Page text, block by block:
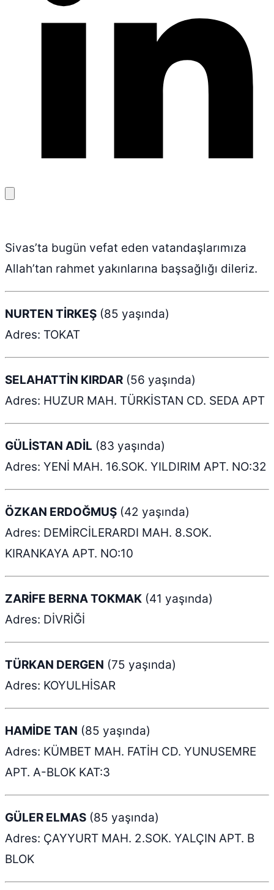
kopyala
Sivas’ta bugün vefat eden vatandaşlarımıza
Allah’tan rahmet yakınlarına başsağlığı dileriz.
NURTEN TİRKEŞ (85 yaşında)
Adres: TOKAT
SELAHATTİN KIRDAR (56 yaşında)
Adres: HUZUR MAH. TÜRKİSTAN CD. SEDA APT
GÜLİSTAN ADİL (83 yaşında)
Adres: YENİ MAH. 16.SOK. YILDIRIM APT. NO:32
ÖZKAN ERDOĞMUŞ (42 yaşında)
Adres: DEMİRCİLERARDI MAH. 8.SOK.
KIRANKAYA APT. NO:10
ZARİFE BERNA TOKMAK (41 yaşında)
Adres: DİVRİĞİ
TÜRKAN DERGEN (75 yaşında)
Adres: KOYULHİSAR
HAMİDE TAN (85 yaşında)
Adres: KÜMBET MAH. FATİH CD. YUNUSEMRE
APT. A-BLOK KAT:3
GÜLER ELMAS (85 yaşında)
Adres: ÇAYYURT MAH. 2.SOK. YALÇIN APT. B
BLOK